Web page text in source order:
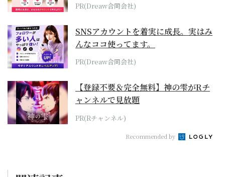
PR(Dreaw合同会社)
SNSアカウントを着実に成長。実はみ
んなココ使ってます。
PR(Dreaw合同会社)
【登録不要＆完全無料】神の雫がRチ
ャンネルで見放題
PR(Rチャンネル)
Recommended by